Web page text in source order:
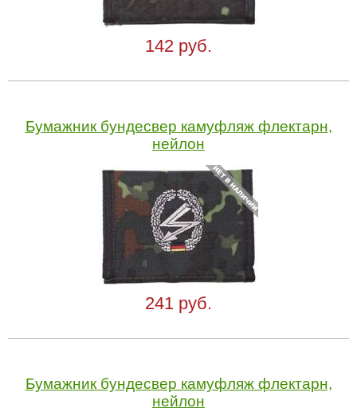
142 руб.
Бумажник бундесвер камуфляж флектарн,
нейлон
241 руб.
Бумажник бундесвер камуфляж флектарн,
нейлон